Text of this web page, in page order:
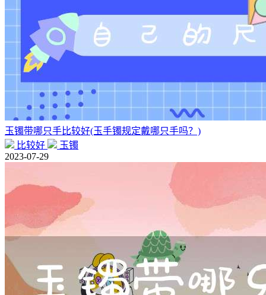
玉镯带哪只手比较好(玉手镯规定戴哪只手吗？)
比较好
玉镯
2023-07-29